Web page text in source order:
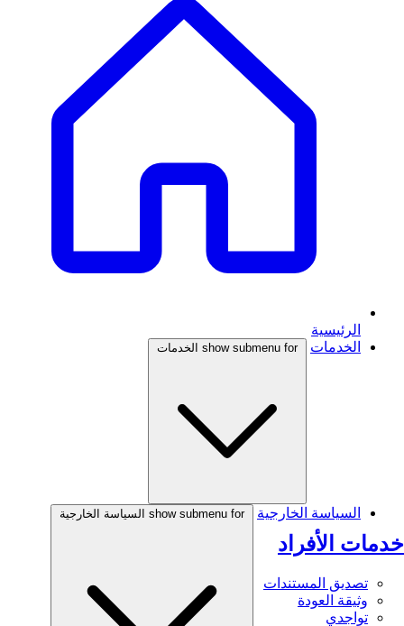
الرئيسية
الخدمات
show submenu for الخدمات
خدمات الأفراد
تصديق المستندات
وثيقة العودة
تواجدي
السياسة الخارجية show submenu for السياسة الخارجية